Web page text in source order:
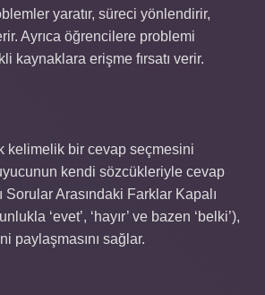
yaratır, süreci yönlendirir,
Ayrıca öğrencilere problemi
erişme fırsatı verir.
kelimelik bir cevap seçmesini
kendi sözcükleriyle cevap
Arasındaki Farklar Kapalı
‘evet’, ‘hayır’ ve bazen ‘belki’),
paylaşmasını sağlar.